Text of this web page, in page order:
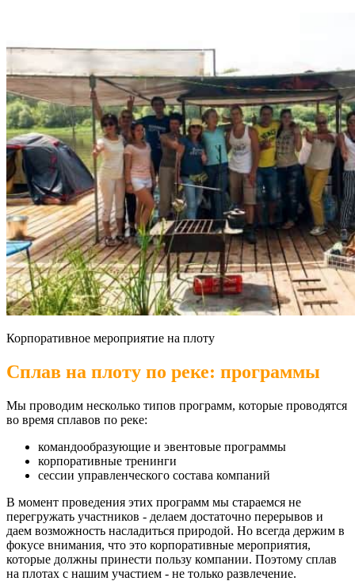
Корпоративное мероприятие на плоту
Сплав на плоту по реке: программы
Мы проводим несколько типов программ, которые проводятся
во время сплавов по реке:
командообразующие и эвентовые программы
корпоративные тренинги
сессии управленческого состава компаний
В момент проведения этих программ мы стараемся не
перегружать участников - делаем достаточно перерывов и
даем возможность насладиться природой. Но всегда держим в
фокусе внимания, что это корпоративные мероприятия,
которые должны принести пользу компании. Поэтому сплав
на плотах с нашим участием - не только развлечение.